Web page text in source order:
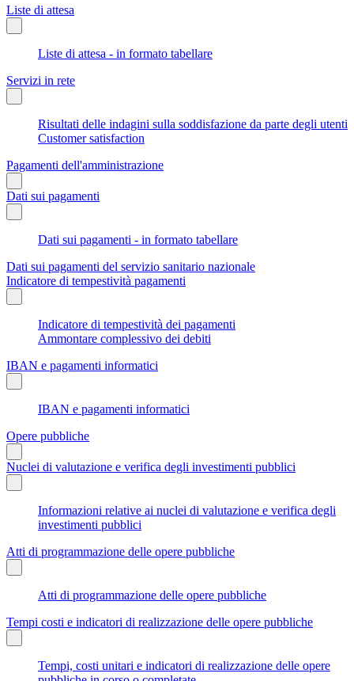
Liste di attesa
Liste di attesa - in formato tabellare
Servizi in rete
Risultati delle indagini sulla soddisfazione da parte degli utenti
Customer satisfaction
Pagamenti dell'amministrazione
Dati sui pagamenti
Dati sui pagamenti - in formato tabellare
Dati sui pagamenti del servizio sanitario nazionale
Indicatore di tempestività pagamenti
Indicatore di tempestività dei pagamenti
Ammontare complessivo dei debiti
IBAN e pagamenti informatici
IBAN e pagamenti informatici
Opere pubbliche
Nuclei di valutazione e verifica degli investimenti pubblici
Informazioni relative ai nuclei di valutazione e verifica degli
investimenti pubblici
Atti di programmazione delle opere pubbliche
Atti di programmazione delle opere pubbliche
Tempi costi e indicatori di realizzazione delle opere pubbliche
Tempi, costi unitari e indicatori di realizzazione delle opere